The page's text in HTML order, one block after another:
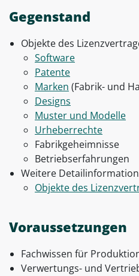
Gegenstand
Objekte des
Software
Patente
Marken (Fabrik- und
Designs
Muster und Modelle
Urheberrechte
Fabrikgeheimnisse
Betriebserfahrungen
Weitere
Objekte des
Voraussetzungen
Fachwissen für
Verwertungs- und